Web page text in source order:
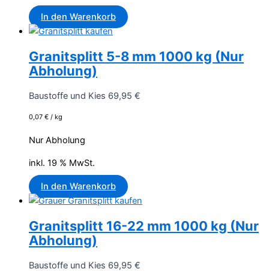
In den Warenkorb
Granitsplitt 5-8 mm 1000 kg (Nur
Abholung)
Baustoffe und Kies 69,95 €
0,07 € / kg
Nur Abholung
inkl. 19 % MwSt.
In den Warenkorb
Granitsplitt 16-22 mm 1000 kg (Nur
Abholung)
Baustoffe und Kies 69,95 €